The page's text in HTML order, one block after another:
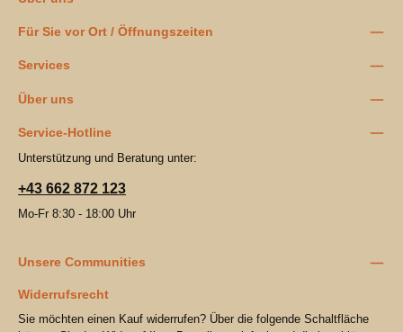
Für Sie vor Ort / Öffnungszeiten
Services
Über uns
Service-Hotline
Unterstützung und Beratung unter:
+43 662 872 123
Mo-Fr 8:30 - 18:00 Uhr
Unsere Communities
Widerrufsrecht
Sie möchten einen Kauf widerrufen? Über die folgende Schaltfläche